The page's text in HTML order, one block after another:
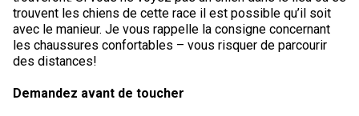
trouvent les chiens de cette race il est possible qu’il soit
avec le manieur. Je vous rappelle la consigne concernant
les chaussures confortables – vous risquer de parcourir
des distances!
Demandez avant de toucher